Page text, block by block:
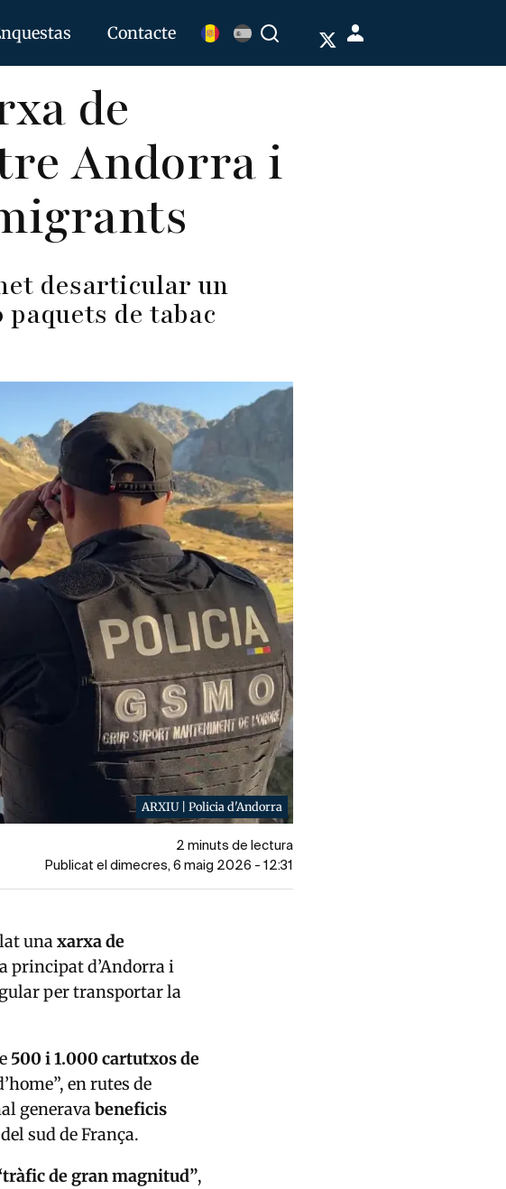
Contacte Buscar Menú
de
de
Andorra i
desarticular un
de tabac
ARXIU | Policia d'Andorra
2 minuts de lectura
Publicat el dimecres, 6 maig 2026 - 12:31
unaxarxa de
principat d’Andorra i
per transportar la
500 i 1.000 cartutxos de
en rutes de
generavabeneficis
sud de França.
de gran magnitud”,